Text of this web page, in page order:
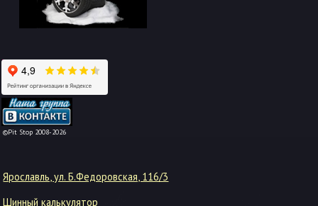
©Pit Stop 2008-2026
-->
Ярославль, ул. Б.Федоровская, 116/3
Шинный калькулятор